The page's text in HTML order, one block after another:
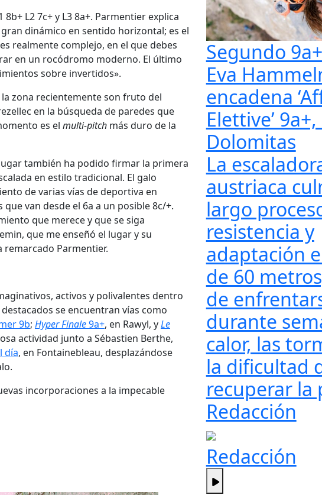
L2 7c+ y L3 8a+. Parmentier explica
dinámico en sentido horizontal; es el
realmente complejo, en el que debes
en un rocódromo moderno. El último
sobre invertidos».
zona recientemente son fruto del
en la búsqueda de paredes que
es el multi-pitch más duro de la
también ha podido firmar la primera
en estilo tradicional. El galo
de varias vías de deportiva en
van desde el 6a a un posible 8c/+.
que merece y que se siga
que me enseñó el lugar y su
remarcado Parmentier.
activos y polivalentes dentro
se encuentran vías como
9b; Hyper Finale9a+, en Rawyl, yLe
actividad junto a Sébastien Berthe,
día, en Fontainebleau, desplazándose
incorporaciones a la impecable
Segundo 9a+
Eva
encadena
Elettive’
Dolomitas
La
austriaca
largo
resistencia y
adaptación
de 60
de
durante
calor, las
la dificultad
recuperar la
Redacción
Redacción